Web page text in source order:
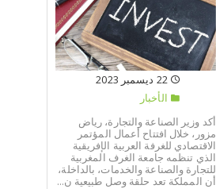
الأخبار
أكد وزير الصناعة والتجارة، رياض
مزور، خلال افتتاح أعمال المؤتمر
الاقتصادي للغرفة العربية الإفريقية
الذي تنظمه جامعة الغرف المغربية
للتجارة والصناعة والخدمات، بالداخلة،
أن المملكة تعد حلقة وصل طبيعية ن...